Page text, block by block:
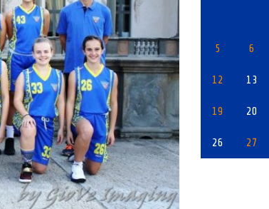
5 6
12 13
19 20
26 27